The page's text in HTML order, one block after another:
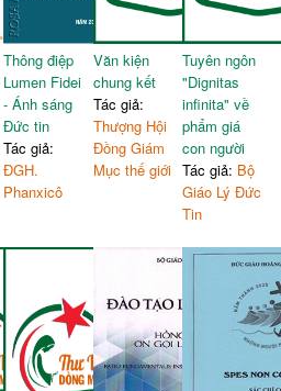
Thông điệp
Lumen Fidei
- Ánh sáng
Đức tin
Tác giả:
ĐGH.
Phanxicô
Văn kiện
chung kết
Tác giả:
Thượng Hội
Đồng Giám
Mục thế giới
Tuyên ngôn
"Dignitas
infinita" về
phẩm giá
con người
Tác giả: Bộ
Giáo Lý Đức
Tin